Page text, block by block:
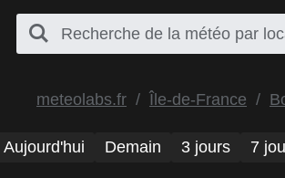
meteolabs.fr Île-de-France
Aujourd'hui Demain 3 jours 7